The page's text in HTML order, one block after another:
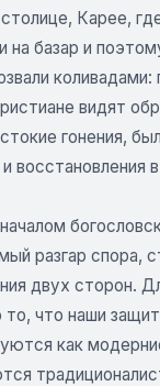
Карее,
на базар и
видят
гонения,
разгар спора,
двух сторон.
что наши
как